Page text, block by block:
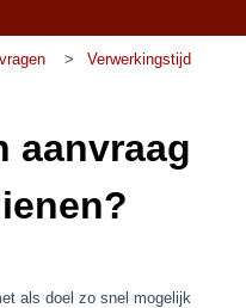
Verwerkingstijd
aanvraag
als doel zo snel mogelijk